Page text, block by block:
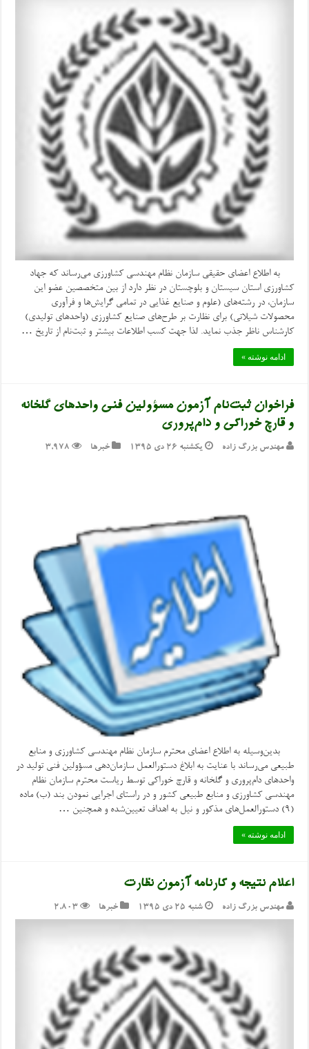
به اطلاع اعضای حقیقی سازمان نظام مهندسی کشاورزی می‌رساند که جهاد
کشاورزی استان سیستان و بلوچستان در نظر دارد از بین متخصصین عضو این
سازمان، در رشته‌های (علوم و صنایع غذایی در تمامی گرایش‌ها و فرآوری
محصولات شیلاتی) برای نظارت بر طرح‌های صنایع کشاورزی (واحدهای تولیدی)
کارشناس ناظر جذب نماید. لذا جهت کسب اطلاعات بیشتر و ثبت‌نام از تاریخ …
ادامه نوشته »
فراخوان ثبت‌نام آزمون مسؤولین فنی واحدهای گلخانه
و قارچ خوراکی و دام‌پروری
مهندس بزرگ زاده یکشنبه ۲۶ دی ۱۳۹۵ خبرها 3,978
بدین‌وسیله به اطلاع اعضای محترم سازمان نظام مهندسی کشاورزی و منابع
طبیعی می‌رساند با عنایت به ابلاغ دستورالعمل سازمان‌دهی مسؤولین فنی تولید در
واحدهای دام‌پروری و گلخانه و قارچ خوراکی توسط ریاست محترم سازمان نظام
مهندسی کشاورزی و منابع طبیعی کشور و در راستای اجرایی نمودن بند (ب) ماده
(۹) دستورالعمل‌های مذکور و نیل به اهداف تعیین‌شده و همچنین …
ادامه نوشته »
اعلام نتیجه و کارنامه آزمون نظارت
مهندس بزرگ زاده شنبه ۲۵ دی ۱۳۹۵ خبرها 2,803